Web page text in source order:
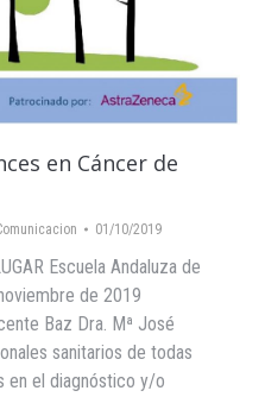
en Cáncer de
01/10/2019
Escuela Andaluza de
de 2019
Baz Dra. Mª José
sanitarios de todas
en el diagnóstico y/o